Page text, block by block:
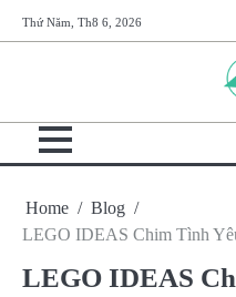
to
Thứ Năm, Th8 6, 2026
Home
Blog
LEGO IDEAS Chim Tình
LEGO IDEAS